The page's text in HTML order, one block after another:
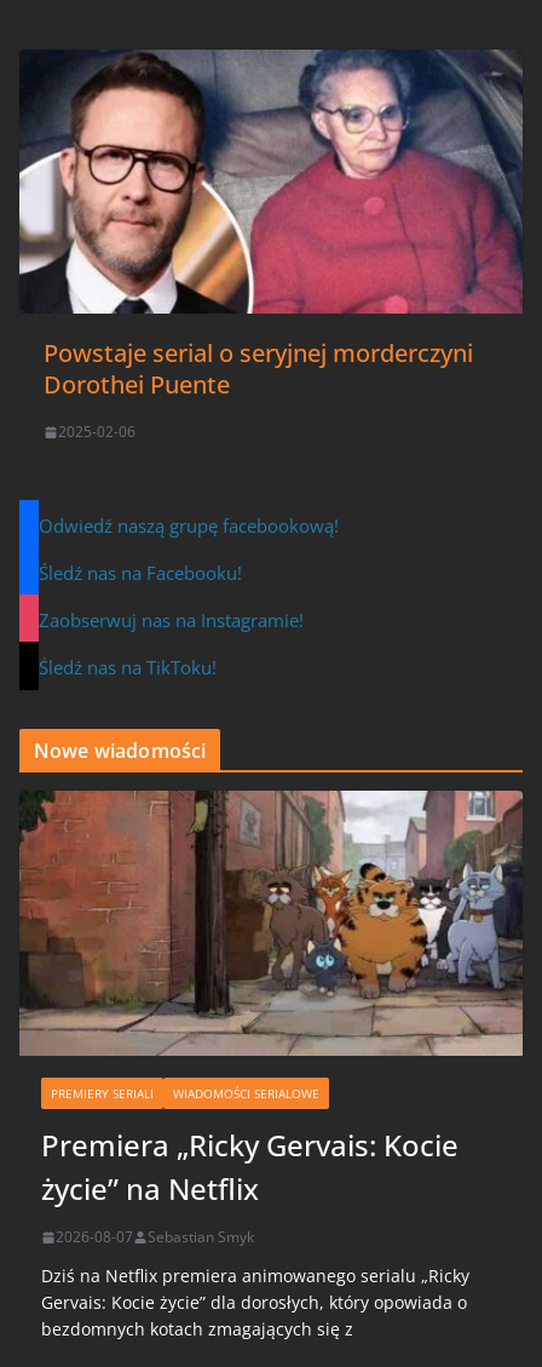
Powstaje serial o seryjnej morderczyni
Dorothei Puente
2025-02-06
Odwiedź naszą grupę facebookową!
Śledź nas na Facebooku!
Zaobserwuj nas na Instagramie!
Śledź nas na TikToku!
Nowe wiadomości
PREMIERY SERIALI WIADOMOŚCI SERIALOWE
Premiera „Ricky Gervais: Kocie
życie” na Netflix
2026-08-07 Sebastian Smyk
Dziś na Netflix premiera animowanego serialu „Ricky
Gervais: Kocie życie” dla dorosłych, który opowiada o
bezdomnych kotach zmagających się z